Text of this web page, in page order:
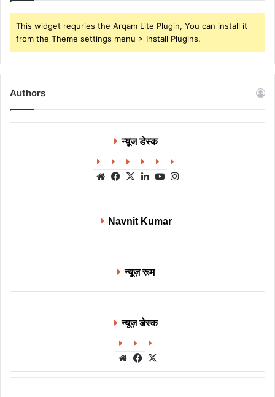
This widget requries the Arqam Lite Plugin, You can install it
from the Theme settings menu > Install Plugins.
Authors
न्यूज डेस्क
WebsiteFacebook
X LinkedInYouTube
Navnit Kumar
न्यूज़ रूम
न्यूज़ डेस्क
WebsiteFacebook